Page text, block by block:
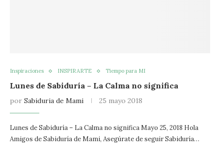
Inspiraciones INSPIRARTE Tiempo para MI
Lunes de Sabiduría – La Calma no significa
por Sabiduria de Mami 25 mayo 2018
Lunes de Sabiduría – La Calma no significa Mayo 25, 2018 Hola
Amigos de Sabiduría de Mami, Asegúrate de seguir Sabiduría…